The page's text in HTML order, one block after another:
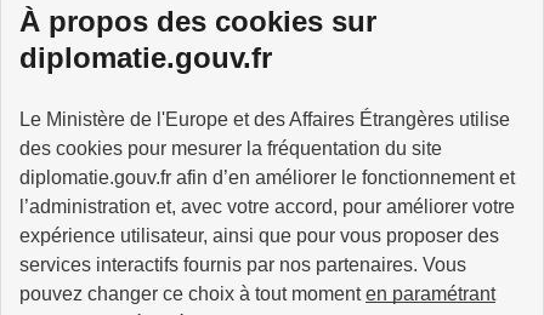
À propos des cookies sur
diplomatie.gouv.fr
Le Ministère de l'Europe et des Affaires Étrangères utilise
des cookies pour mesurer la fréquentation du site
diplomatie.gouv.fr afin d’en améliorer le fonctionnement et
l’administration et, avec votre accord, pour améliorer votre
expérience utilisateur, ainsi que pour vous proposer des
services interactifs fournis par nos partenaires. Vous
pouvez changer ce choix à tout momenten paramétrant
MINISTÈRE
DE L'EUROPE
ET DES AFFAIRES
ÉTRANGÈRES